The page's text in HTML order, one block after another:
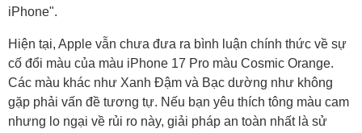
iPhone".
Hiện tại, Apple vẫn chưa đưa ra bình luận chính thức về sự
cố đổi màu của màu iPhone 17 Pro màu Cosmic Orange.
Các màu khác như Xanh Đậm và Bạc dường như không
gặp phải vấn đề tương tự. Nếu bạn yêu thích tông màu cam
nhưng lo ngại về rủi ro này, giải pháp an toàn nhất là sử